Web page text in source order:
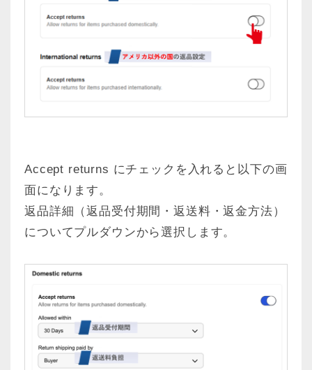
Accept returns にチェックを入れると以下の画
面になります。
返品詳細（返品受付期間・返送料・返金方法）
についてプルダウンから選択します。